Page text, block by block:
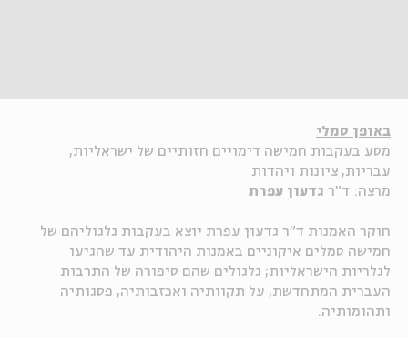
באופן סמלי
מסע בעקבות חמישה דימויים חזותיים של ישראליות,
עבריות, ציונות ויהדות
מרצה: ד"ר גדעון עפרת
חוקר האמנות ד"ר גדעון עפרת יוצא בעקבות גלגוליהם של
חמישה סמלים איקוניים באמנות היהודית עד שהגיעו
לגלריות הישראליות; גלגולים שהם סיפורה של התרבות
העברית המתחדשת, על תקוותיה ואכזבותיה, פסגותיה
ותהומותיה.